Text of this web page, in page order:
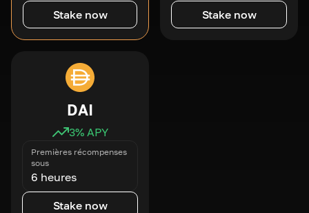
Stake now Stake now
DAI
3% APY
Premières récompenses
sous
6 heures
Stake now